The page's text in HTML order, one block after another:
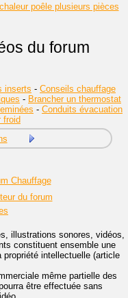
poêle plusieurs pièces
du forum
inserts - Conseils chauffage
- Brancher un thermostat
- Conduits évacuation
froid
Chauffage
du forum
illustrations sonores, vidéos,
constituent ensemble une
intellectuelle (article
même partielle des
être effectuée sans